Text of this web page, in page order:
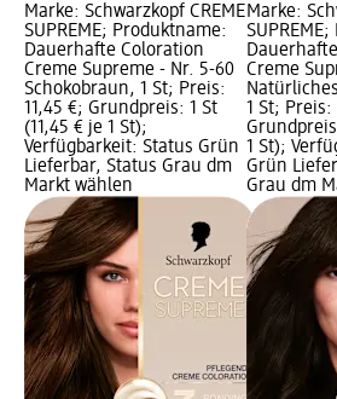
Marke: Schwarzkopf CREME
SUPREME; Produktname:
Dauerhafte Coloration
Creme Supreme - Nr. 5-60
Schokobraun, 1 St; Preis:
11,45 €; Grundpreis: 1 St
(11,45 € je 1 St);
Verfügbarkeit: Status Grün
Lieferbar, Status Grau dm
Markt wählen
Marke:
Creme
1 St; Preis:
1 St);
Grün
Grau dm